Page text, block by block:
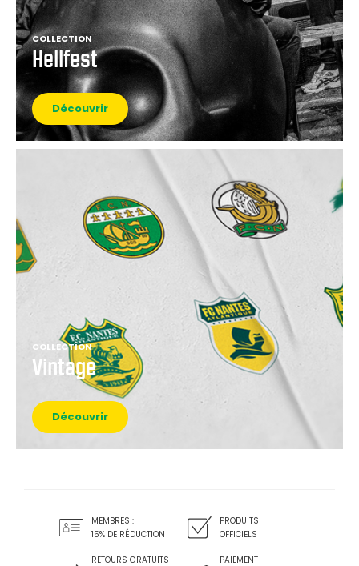
COLLECTION
Hellfest
Découvrir
COLLECTION
Vintage
Découvrir
MEMBRES :
15% DE RÉDUCTION
PRODUITS
OFFICIELS
RETOURS GRATUITS
PAIEMENT